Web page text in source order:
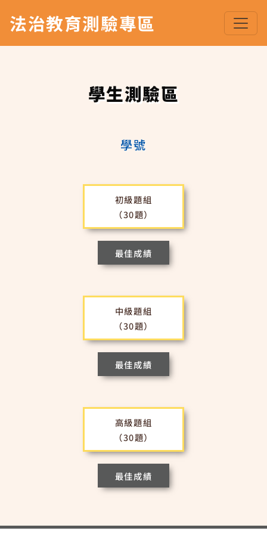
法治教育測驗專區
學生測驗區
學號
初級題組
（30題）
最佳成績
中級題組
（30題）
最佳成績
高級題組
（30題）
最佳成績